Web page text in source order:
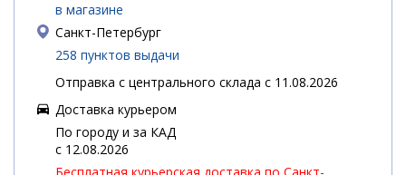
в магазине
Санкт-Петербург
258 пунктов выдачи
Отправка с центрального склада с 11.08.2026
Доставка курьером
По городу и за КАД
c 12.08.2026